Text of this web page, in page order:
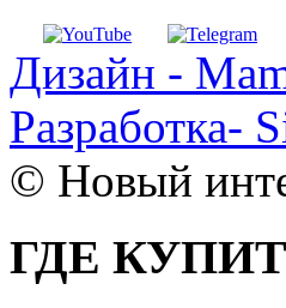
Дизайн -
Разработка-
© Новый
ГДЕ